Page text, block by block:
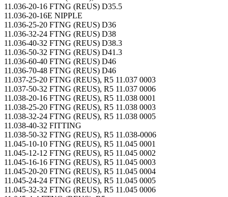
11.036-20-16 FTNG (REUS) D35.5
11.036-20-16E NIPPLE
11.036-25-20 FTNG (REUS) D36
11.036-32-24 FTNG (REUS) D38
11.036-40-32 FTNG (REUS) D38.3
11.036-50-32 FTNG (REUS) D41.3
11.036-60-40 FTNG (REUS) D46
11.036-70-48 FTNG (REUS) D46
11.037-25-20 FTNG (REUS), R5 11.037 0003
11.037-50-32 FTNG (REUS), R5 11.037 0006
11.038-20-16 FTNG (REUS), R5 11.038 0001
11.038-25-20 FTNG (REUS), R5 11.038 0003
11.038-32-24 FTNG (REUS), R5 11.038 0005
11.038-40-32 FITTING
11.038-50-32 FTNG (REUS), R5 11.038-0006
11.045-10-10 FTNG (REUS), R5 11.045 0001
11.045-12-12 FTNG (REUS), R5 11.045 0002
11.045-16-16 FTNG (REUS), R5 11.045 0003
11.045-20-20 FTNG (REUS), R5 11.045 0004
11.045-24-24 FTNG (REUS), R5 11.045 0005
11.045-32-32 FTNG (REUS), R5 11.045 0006